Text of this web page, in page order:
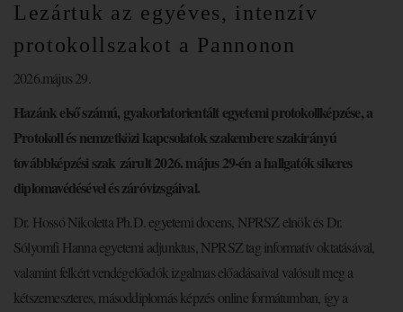
Lezártuk az egyéves, intenzív
protokollszakot a Pannonon
2026.május 29.
Hazánk első számú, gyakorlatorientált egyetemi protokollképzése, a
Protokoll és nemzetközi kapcsolatok szakembere szakirányú
továbbképzési szak zárult 2026. május 29-én a hallgatók sikeres
diplomavédésével és záróvizsgáival.
Dr. Hossó Nikoletta Ph.D. egyetemi docens, NPRSZ elnök és Dr.
Sólyomfi Hanna egyetemi adjunktus, NPRSZ tag informatív oktatásával,
valamint felkért vendégelőadók izgalmas előadásaival valósult meg a
kétszemeszteres, másoddiplomás képzés online formátumban, így a